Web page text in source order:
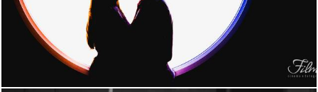
1342